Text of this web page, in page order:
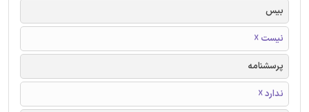
بیس
نیست ☓
پرسشنامه
ندارد ☓